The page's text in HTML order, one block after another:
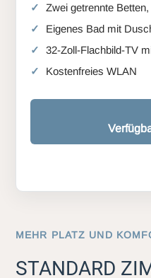
Zwei getrennte
Eigenes Bad mit
32-Zoll-Flachbild-TV
Kostenfreies WLAN
MEHR PLATZ UND
STANDARD